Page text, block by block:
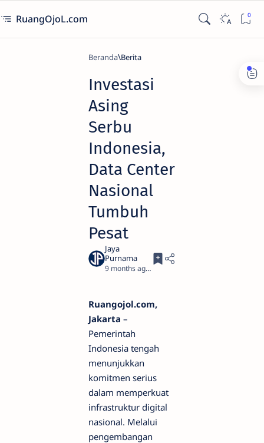
RuangOjoL.com
Beranda Berita
Investasi
Asing
Serbu
Indonesia,
Data Center
Nasional
Tumbuh
Pesat
9 months ago
Ruangojol.com,
Jakarta –
Pemerintah
Indonesia tengah
menunjukkan
komitmen serius
dalam memperkuat
infrastruktur digital
nasional. Melalui
pengembangan